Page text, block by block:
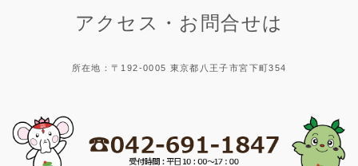
アクセス・お問合せは
所在地：〒192-0005 東京都八王子市宮下町354